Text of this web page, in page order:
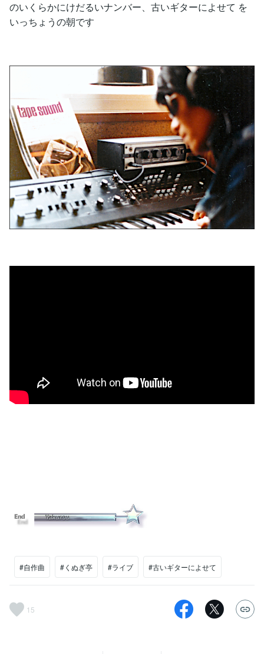
のいくらかにけだるいナンバー、古いギターによせて を
いっちょうの朝です
#自作曲 #くぬぎ亭 #ライブ #古いギターによせて
15